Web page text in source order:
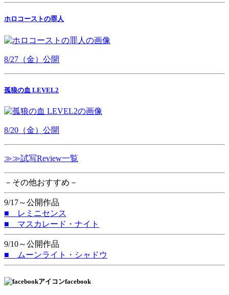
ホロコーストの罪人
8/27（金）公開
孤狼の血 LEVEL2
8/20（金）公開
≫≫試写Review一覧
－その他おすすめ－
9/17～公開作品
■ レミニセンス
■ マスカレード・ナイト
9/10～公開作品
■ ムーンライト・シャドウ
facebook